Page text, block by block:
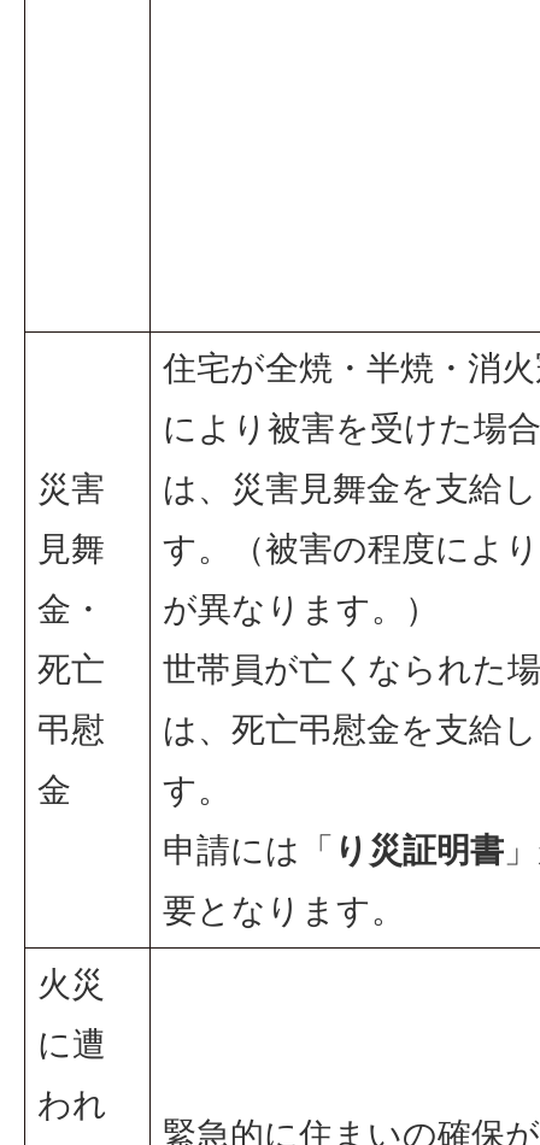
災害
見舞
金・
死亡
弔慰
金
住宅が全焼・半焼・消
により被害を受けた場
は、災害見舞金を支給
す。（被害の程度によ
が異なります。）
世帯員が亡くなられた
は、死亡弔慰金を支給
す。
申請には「 り災証明書
要となります。
火災
に遭
われ
緊急的に住まいの確保